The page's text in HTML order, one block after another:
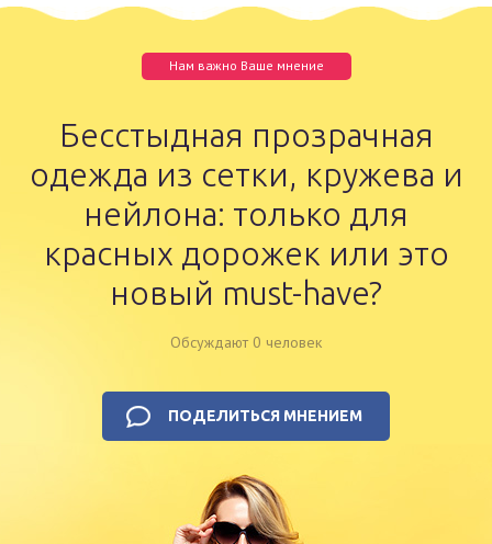
Нам важно Ваше мнение
Бесстыдная прозрачная
одежда из сетки, кружева и
нейлона: только для
красных дорожек или это
новый must-have?
Обсуждают 0 человек
ПОДЕЛИТЬСЯ МНЕНИЕМ